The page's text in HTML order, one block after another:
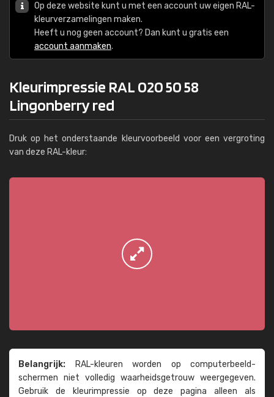
Op deze website kunt u met een account uw eigen RAL-
kleurverzamelingen maken.
Heeft u nog geen account? Dan kunt u gratis een
account aanmaken.
Kleurimpressie RAL 020 50 58
Lingonberry red
Druk op het onderstaande kleurvoorbeeld voor een vergroting
van deze RAL-kleur:
Belangrijk: RAL-kleuren worden op computer­beeld­
schermen niet volledig waarheids­­getrouw weer­gegeven.
Gebruik de kleur­impressie op deze pagina alleen als